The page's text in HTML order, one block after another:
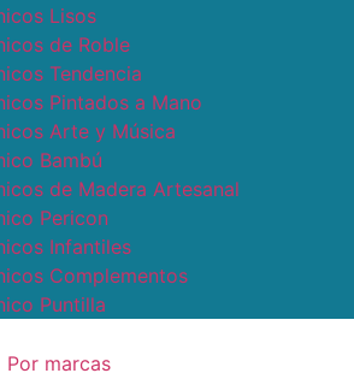
Lisos
de Roble
Tendencia
Pintados a Mano
Arte y Música
Bambú
de Madera Artesanal
Pericon
Infantiles
Complementos
Puntilla
Por marcas